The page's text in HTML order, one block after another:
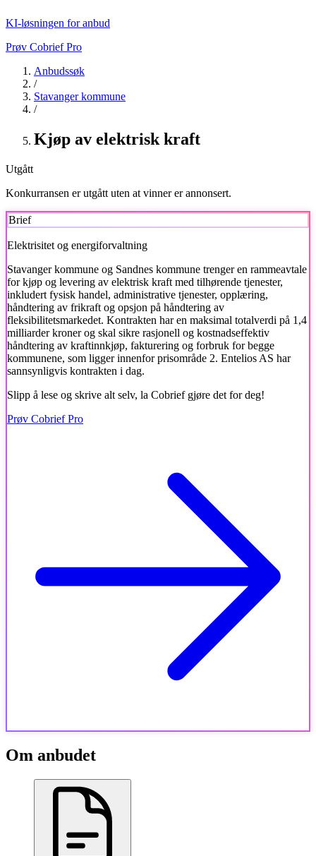
KI-løsningen for anbud
Prøv Cobrief Pro
Anbudssøk
/
Stavanger kommune
/
Kjøp av elektrisk kraft
Utgått
Konkurransen er utgått uten at vinner er annonsert.
Brief
Elektrisitet og energiforvaltning
Stavanger kommune og Sandnes kommune trenger en rammeavtale
for kjøp og levering av elektrisk kraft med tilhørende tjenester,
inkludert fysisk handel, administrative tjenester, opplæring,
håndtering av frikraft og opsjon på håndtering av
fleksibilitetsmarkedet. Kontrakten har en maksimal totalverdi på 1,4
milliarder kroner og skal sikre rasjonell og kostnadseffektiv
håndtering av kraftinnkjøp, fakturering og forbruk for begge
kommunene, som ligger innenfor prisområde 2. Entelios AS har
sannsynligvis kontrakten i dag.
Slipp å lese og skrive alt selv, la Cobrief gjøre det for deg!
Prøv Cobrief Pro
Om anbudet